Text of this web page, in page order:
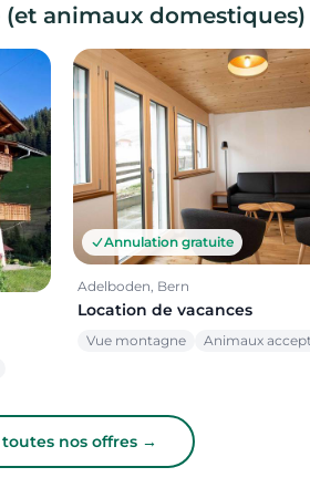
animaux domestiques)
Annulation gratuite
Adelboden, Bern
Location de vacances
Vue montagne Animaux
toutes nos offres →